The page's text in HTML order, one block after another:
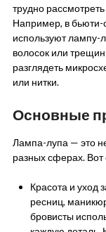
трудно
Например, в
используют лампу-
волосок или
разглядеть
или нитки.
Основные
Лампа-лупа — это
разных сферах.
Красота и уход
ресниц,
бровисты